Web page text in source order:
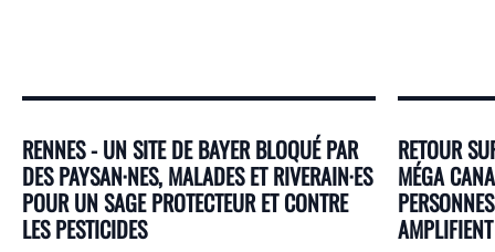
RENNES - UN SITE DE BAYER BLOQUÉ PAR
DES PAYSAN·NES, MALADES ET RIVERAIN·ES
POUR UN SAGE PROTECTEUR ET CONTRE
LES PESTICIDES
RETOUR
MÉGA